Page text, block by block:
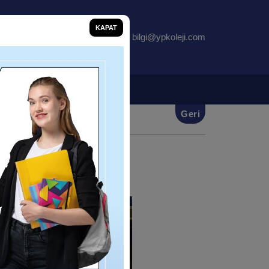
bilgi@ypkoleji.com
İletişim
Geri
KAPAT